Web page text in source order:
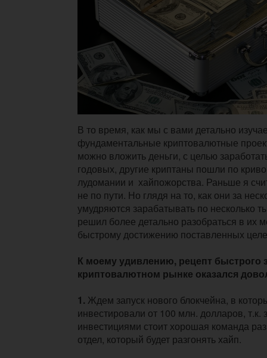
В то время, как мы с вами детально
фундаментальные криптовалютные
можно вложить деньги, с целью
годовых, другие криптаны пошли по
лудомании и хайпожорства. Раньше я
не по пути. Но глядя на то, как они за
умудряются зарабатывать по несколько
решил более детально разобраться в их
быстрому достижению поставленных
К моему удивлению, рецепт быстрого
криптовалютном рынке оказался
1. Ждем запуск нового блокчейна, в
инвестировали от 100 млн. долларов, т.к.
инвестициями стоит хорошая команда
отдел, который будет разгонять хайп.